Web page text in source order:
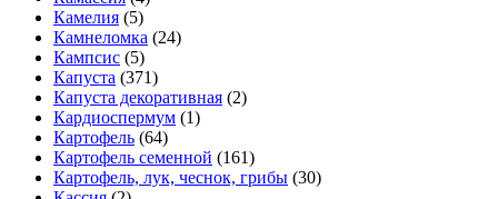
Камелия (5)
Камнеломка (24)
Кампсис (5)
Капуста (371)
Капуста декоративная (2)
Кардиоспермум (1)
Картофель (64)
Картофель семенной (161)
Картофель, лук, чеснок, грибы (30)